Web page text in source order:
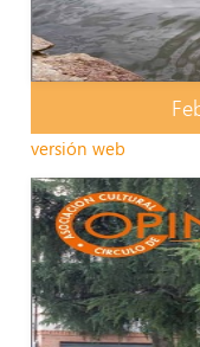
versión web